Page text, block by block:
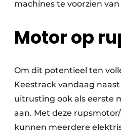
machines te voorzien
Motor op
Om dit potentieel ten
Keestrack vandaag
uitrusting ook als eerste
aan. Met deze
kunnen meerdere